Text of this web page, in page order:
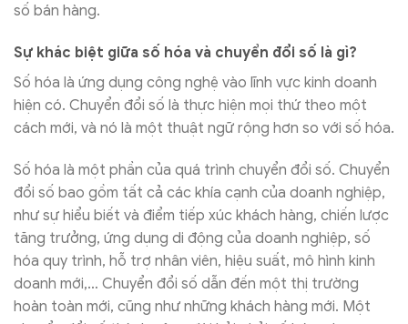
số bán hàng.
Sự khác biệt giữa số hóa và chuyển đổi số là gì?
Số hóa là ứng dụng công nghệ vào lĩnh vực kinh doanh
hiện có. Chuyển đổi số là thực hiện mọi thứ theo một
cách mới, và nó là một thuật ngữ rộng hơn so với số hóa.
Số hóa là một phần của quá trình chuyển đổi số. Chuyển
đổi số bao gồm tất cả các khía cạnh của doanh nghiệp,
như sự hiểu biết và điểm tiếp xúc khách hàng, chiến lược
tăng trưởng, ứng dụng di động của doanh nghiệp, số
hóa quy trình, hỗ trợ nhân viên, hiệu suất, mô hình kinh
doanh mới,… Chuyển đổi số dẫn đến một thị trường
hoàn toàn mới, cũng như những khách hàng mới. Một